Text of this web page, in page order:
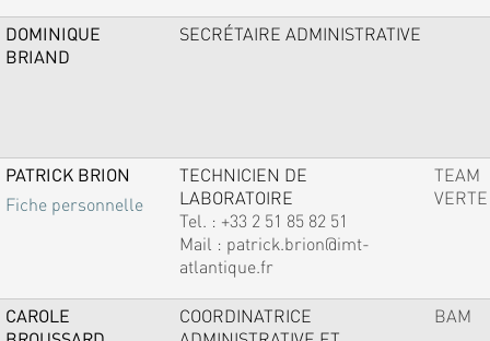
DOMINIQUE
BRIAND
SECRÉTAIRE ADMINISTRATIVE
PATRICK BRION
Fiche personnelle
TECHNICIEN DE
LABORATOIRE
Tel. : +33 2 51 85 82 51
Mail : patrick.brion@imt-
atlantique.fr
TEAM
VERTE
CAROLE
COORDINATRICE
BAM